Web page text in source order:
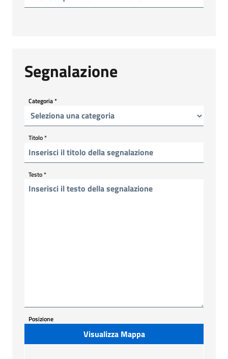
Segnalazione
Categoria*
Titolo*
Testo*
Posizione
Visualizza Mappa